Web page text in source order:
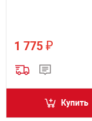
1 775 ₽
Купить